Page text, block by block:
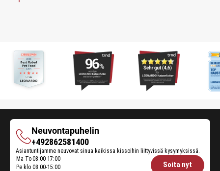
Neuvontapuhelin
Neuvontapuhelin
+492862581400
Asiantuntijamme neuvovat sinua kaikissa kissoihin liittyvissä kysymyksissä.
Opening
Ma-To08:00-17:00
Pe klo 08:00-15:00 Soita nyt